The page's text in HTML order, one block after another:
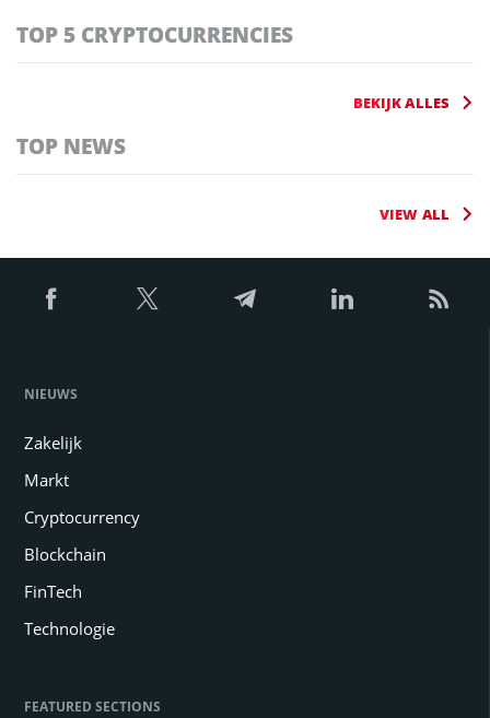
TOP 5 CRYPTOCURRENCIES
BEKIJK ALLES
TOP NEWS
VIEW ALL
NIEUWS
Zakelijk
Markt
Cryptocurrency
Blockchain
FinTech
Technologie
FEATURED SECTIONS